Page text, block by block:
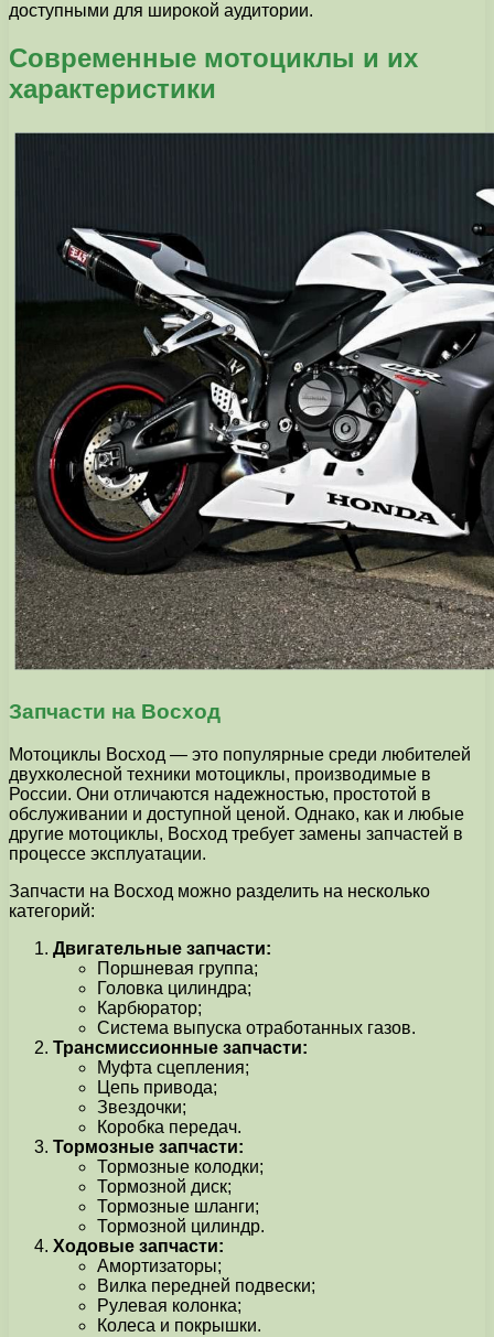
доступными для широкой аудитории.
Современные мотоциклы и их
характеристики
Запчасти на Восход
Мотоциклы Восход — это популярные среди любителей
двухколесной техники мотоциклы, производимые в
России. Они отличаются надежностью, простотой в
обслуживании и доступной ценой. Однако, как и любые
другие мотоциклы, Восход требует замены запчастей в
процессе эксплуатации.
Запчасти на Восход можно разделить на несколько
категорий:
Двигательные запчасти:
Поршневая группа;
Головка цилиндра;
Карбюратор;
Система выпуска отработанных газов.
Трансмиссионные запчасти:
Муфта сцепления;
Цепь привода;
Звездочки;
Коробка передач.
Тормозные запчасти:
Тормозные колодки;
Тормозной диск;
Тормозные шланги;
Тормозной цилиндр.
Ходовые запчасти:
Амортизаторы;
Вилка передней подвески;
Рулевая колонка;
Колеса и покрышки.